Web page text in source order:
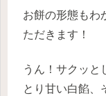
お餅の形態もわ
ただきます！
うん！サクッと
とり甘い白餡